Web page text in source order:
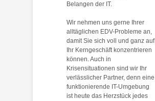
Belangen der IT.
Wir nehmen uns gerne Ihrer
alltäglichen EDV-Probleme an,
damit Sie sich voll und ganz auf
Ihr Kerngeschäft konzentrieren
können. Auch in
Krisensituationen sind wir Ihr
verlässlicher Partner, denn eine
funktionierende IT-Umgebung
ist heute das Herzstück jedes